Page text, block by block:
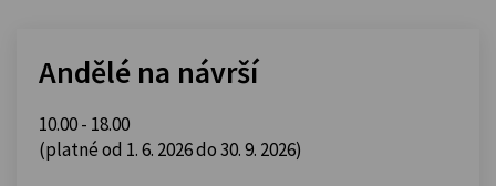
Andělé na návrší
10.00 - 18.00
(platné od 1. 6. 2026 do 30. 9. 2026)